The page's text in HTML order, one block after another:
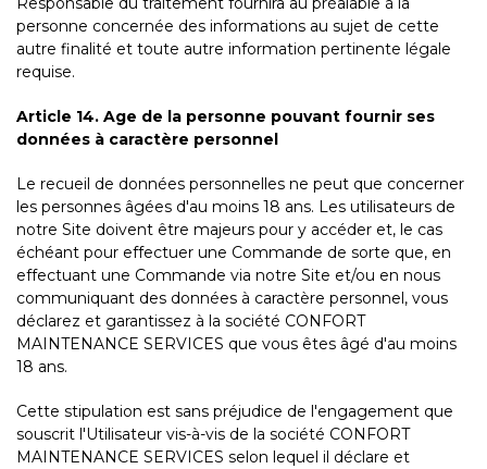
personne concernée des informations au sujet de cette
autre finalité et toute autre information pertinente légale
requise.
Article 14. Age de la personne pouvant fournir ses
données à caractère personnel
Le recueil de données personnelles ne peut que concerner
les personnes âgées d'au moins 18 ans. Les utilisateurs de
notre Site doivent être majeurs pour y accéder et, le cas
échéant pour effectuer une Commande de sorte que, en
effectuant une Commande via notre Site et/ou en nous
communiquant des données à caractère personnel, vous
déclarez et garantissez à la société CONFORT
MAINTENANCE SERVICES que vous êtes âgé d'au moins
18 ans.
Cette stipulation est sans préjudice de l'engagement que
souscrit l'Utilisateur vis-à-vis de la société CONFORT
MAINTENANCE SERVICES selon lequel il déclare et